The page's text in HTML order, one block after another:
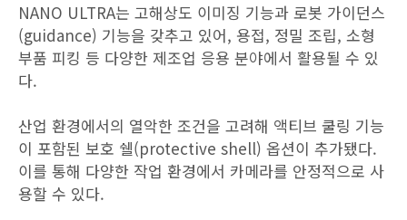
NANO ULTRA는 고해상도 이미징 기능과 로봇 가이던스
(guidance) 기능을 갖추고 있어, 용접, 정밀 조립, 소형
부품 피킹 등 다양한 제조업 응용 분야에서 활용될 수 있
다.
산업 환경에서의 열악한 조건을 고려해 액티브 쿨링 기능
이 포함된 보호 쉘(protective shell) 옵션이 추가됐다.
이를 통해 다양한 작업 환경에서 카메라를 안정적으로 사
용할 수 있다.